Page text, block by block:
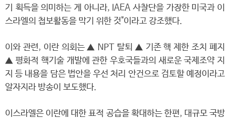
기 획득을 의미하는 게 아니라, IAEA 사찰단을 가장한 미국과 이
스라엘의 첩보활동을 막기 위한 것"이라고 강조했다.
이와 관련, 이란 의회는 ▲ NPT 탈퇴 ▲ 기존 핵 제한 조치 폐지
▲ 평화적 핵기술 개발에 관한 우호국들과의 새로운 국제조약 지
지 등 내용을 담은 법안을 우선 처리 안건으로 검토할 예정이라고
알자지라 방송이 보도했다.
이스라엘은 이란에 대한 표적 공습을 확대하는 한편, 대규모 국방